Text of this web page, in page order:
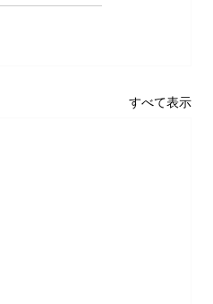
すべて表示